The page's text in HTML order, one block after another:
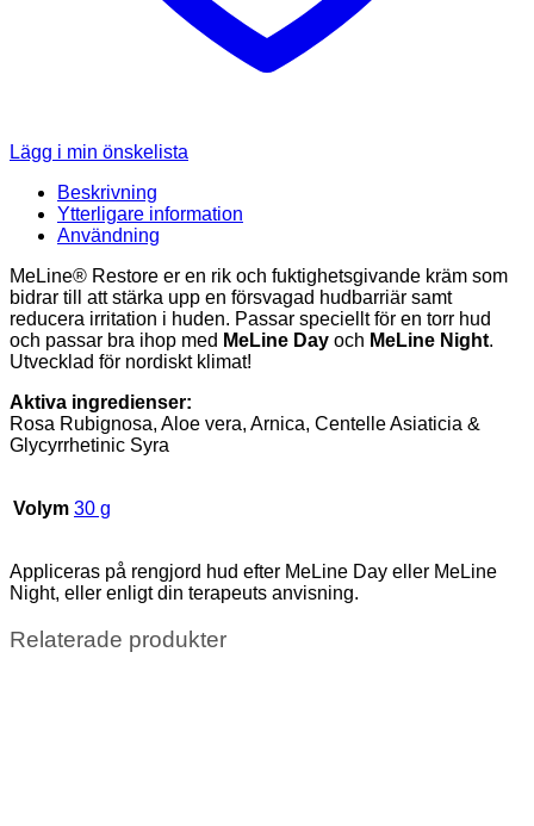
Lägg i min önskelista
Beskrivning
Ytterligare information
Användning
MeLine® Restore er en rik och fuktighetsgivande kräm som
bidrar till att stärka upp en försvagad hudbarriär samt
reducera irritation i huden. Passar speciellt för en torr hud
och passar bra ihop med MeLine Day och MeLine Night.
Utvecklad för nordiskt klimat!
Aktiva ingredienser:
Rosa Rubignosa, Aloe vera, Arnica, Centelle Asiaticia &
Glycyrrhetinic Syra
Volym 30 g
Appliceras på rengjord hud efter MeLine Day eller MeLine
Night, eller enligt din terapeuts anvisning.
Relaterade produkter